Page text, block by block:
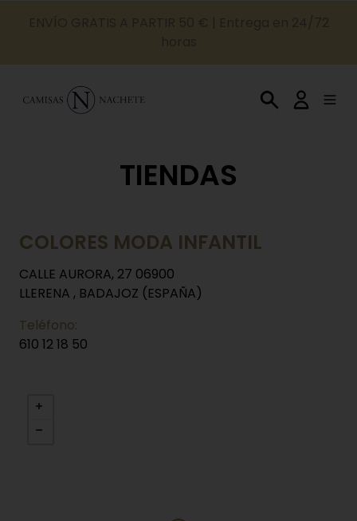
TIENDAS
COLORES MODA INFANTIL
CALLE AURORA, 27 06900
LLERENA , BADAJOZ (ESPAÑA)
Teléfono:
610 12 18 50